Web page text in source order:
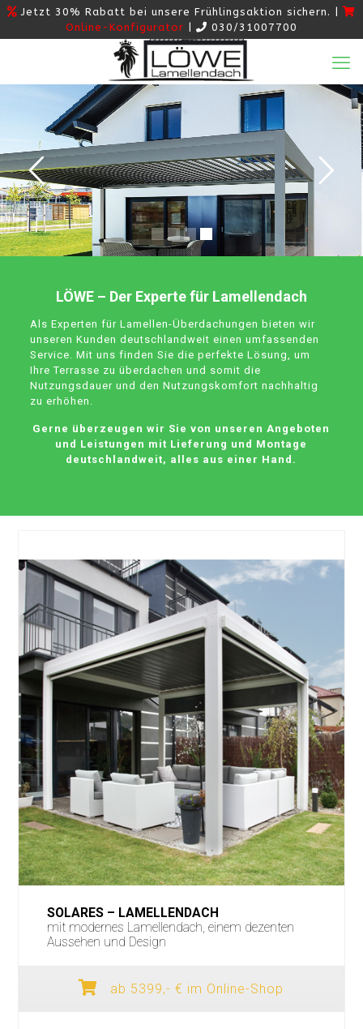
Jetzt 30% Rabatt bei unsere Frühlingsaktion sichern. |
Online-Konfigurator
030/31007700
LÖWE – Der Experte für Lamellendach
Als Experten für Lamellen-Überdachungen bieten wir
unseren Kunden deutschlandweit einen umfassenden
Service. Mit uns finden Sie die perfekte Lösung, um
Ihre Terrasse zu überdachen und somit die
Nutzungsdauer und den Nutzungskomfort nachhaltig
zu erhöhen.
Gerne überzeugen wir Sie von unseren Angeboten
und Leistungen mit Lieferung und Montage
deutschlandweit, alles aus einer Hand.
SOLARES – LAMELLENDACH
mit modernes Lamellendach, einem dezenten
Aussehen und Design
ab 5399,- € im Online-Shop